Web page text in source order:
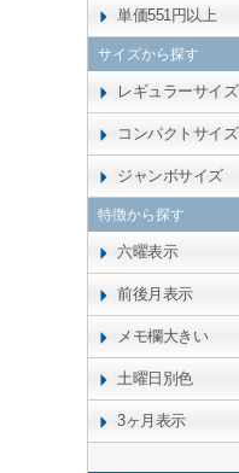
単価551円以上
サイズから探す
レギュラーサイズ
コンパクトサイズ
ジャンボサイズ
特徴から探す
六曜表示
前後月表示
メモ欄大きい
土曜日別色
3ヶ月表示